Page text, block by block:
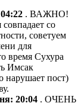
04:22 . ВАЖНО!
со
советуем
для
время Сухура
Имсак
нарушает пост)
20:04 . ОЧЕНЬ